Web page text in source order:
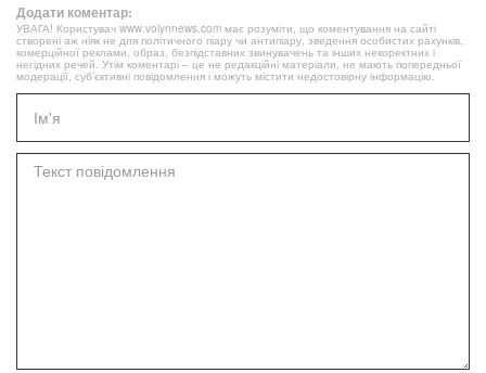
Додати коментар:
УВАГА! Користувач www.volynnews.com має розуміти, що коментування на сайті
створені аж ніяк не для політичного піару чи антипіару, зведення особистих рахунків,
комерційної реклами, образ, безпідставних звинувачень та інших некоректних і
негідних речей. Утім коментарі – це не редакційні матеріали, не мають попередньої
модерації, суб’єктивні повідомлення і можуть містити недостовірну інформацію.